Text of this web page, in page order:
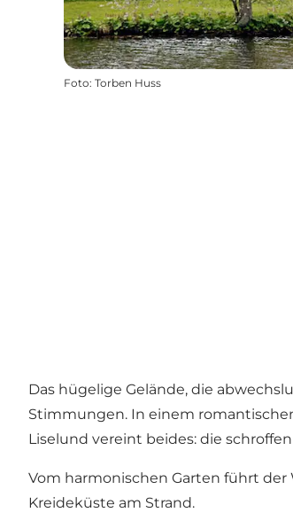
Foto: Torben Huss
Das hügelige Gelände, die
Stimmungen. In einem
Liselund vereint beides: die
Vom harmonischen Garten führt
Kreideküste am Strand.